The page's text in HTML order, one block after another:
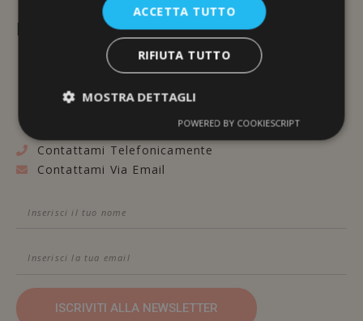
L'ERBORISTERIA
Via Brunelleschi, 117
Contattami Telefonicamente
Contattami Via Email
ISCRIVITI ALLA NEWSLETTER
ACCETTA TUTTO
RIFIUTA TUTTO
MOSTRA DETTAGLI
POWERED BY COOKIESCRIPT